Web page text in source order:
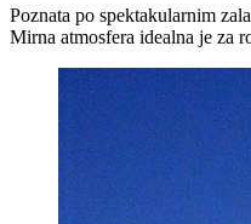
Poznata po spektakularnim
Mirna atmosfera idealna je za